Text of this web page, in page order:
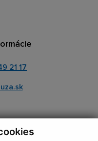
21 17
informácií s využitím RSS